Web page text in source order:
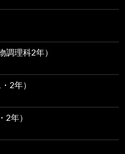
理科2年）
2年）
年）